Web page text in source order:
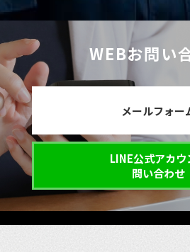
WEBお問い
メールフォー
LINE公式アカウ
問い合わせ